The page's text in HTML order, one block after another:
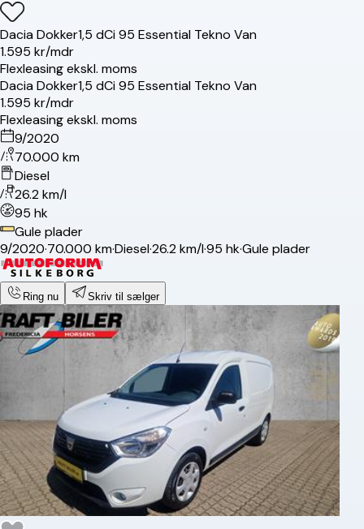
DaciaDokker1,5 dCi 95 Essential Tekno Van
1.595 kr/mdr
Flexleasing ekskl. moms
DaciaDokker1,5 dCi 95 Essential Tekno Van
1.595 kr/mdr
Flexleasing ekskl. moms
9/2020
70.000 km
Diesel
26.2 km/l
95 hk
Gule plader
9/2020·70.000 km·Diesel·26.2 km/l·95 hk·Gule plader
Ring nu Skriv til sælger